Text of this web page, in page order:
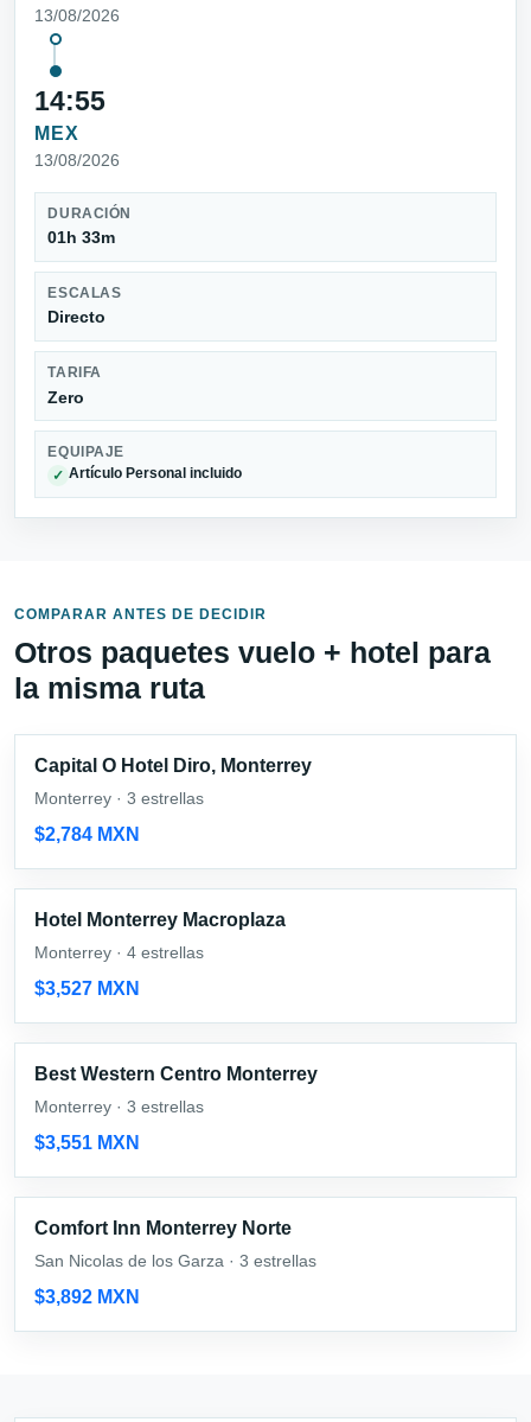
13/08/2026
14:55
MEX
13/08/2026
DURACIÓN
01h 33m
ESCALAS
Directo
TARIFA
Zero
EQUIPAJE
✓ Artículo Personal incluido
COMPARAR ANTES DE DECIDIR
Otros paquetes vuelo + hotel para
la misma ruta
Capital O Hotel Diro, Monterrey
Monterrey · 3 estrellas
$2,784 MXN
Hotel Monterrey Macroplaza
Monterrey · 4 estrellas
$3,527 MXN
Best Western Centro Monterrey
Monterrey · 3 estrellas
$3,551 MXN
Comfort Inn Monterrey Norte
San Nicolas de los Garza · 3 estrellas
$3,892 MXN